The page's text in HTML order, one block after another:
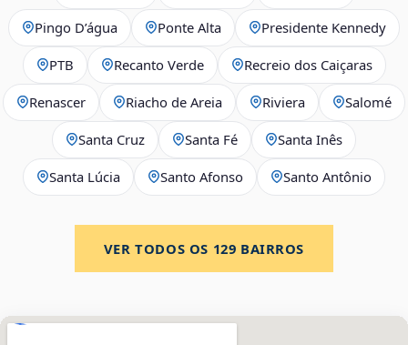
Pingo D’água Ponte Alta Presidente Kennedy
PTB Recanto Verde Recreio dos Caiçaras
Renascer Riacho de Areia Riviera Salomé
Santa Cruz Santa Fé Santa Inês
Santa Lúcia Santo Afonso Santo Antônio
VER TODOS OS 129 BAIRROS